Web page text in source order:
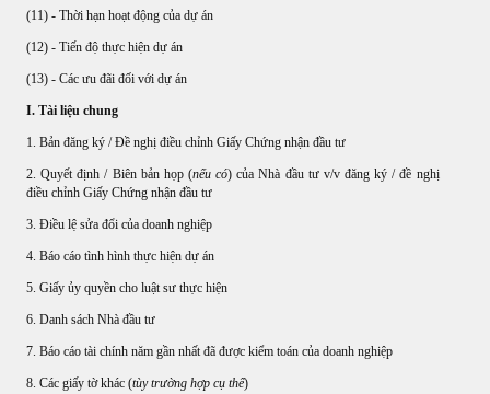
(11) - Thời hạn hoạt động của dự án
(12) - Tiến độ thực hiện dự án
(13) - Các ưu đãi đối với dự án
I. Tài liệu chung
1. Bản đăng ký / Đề nghị điều chỉnh Giấy Chứng nhận đầu tư
2. Quyết định / Biên bản họp (nếu có) của Nhà đầu tư v/v đăng ký / đề nghị
điều chỉnh Giấy Chứng nhận đầu tư
3. Điều lệ sửa đổi của doanh nghiệp
4. Báo cáo tình hình thực hiện dự án
5. Giấy ủy quyền cho luật sư thực hiện
6. Danh sách Nhà đầu tư
7. Báo cáo tài chính năm gần nhất đã được kiểm toán của doanh nghiệp
8. Các giấy tờ khác (tùy trường hợp cụ thể)